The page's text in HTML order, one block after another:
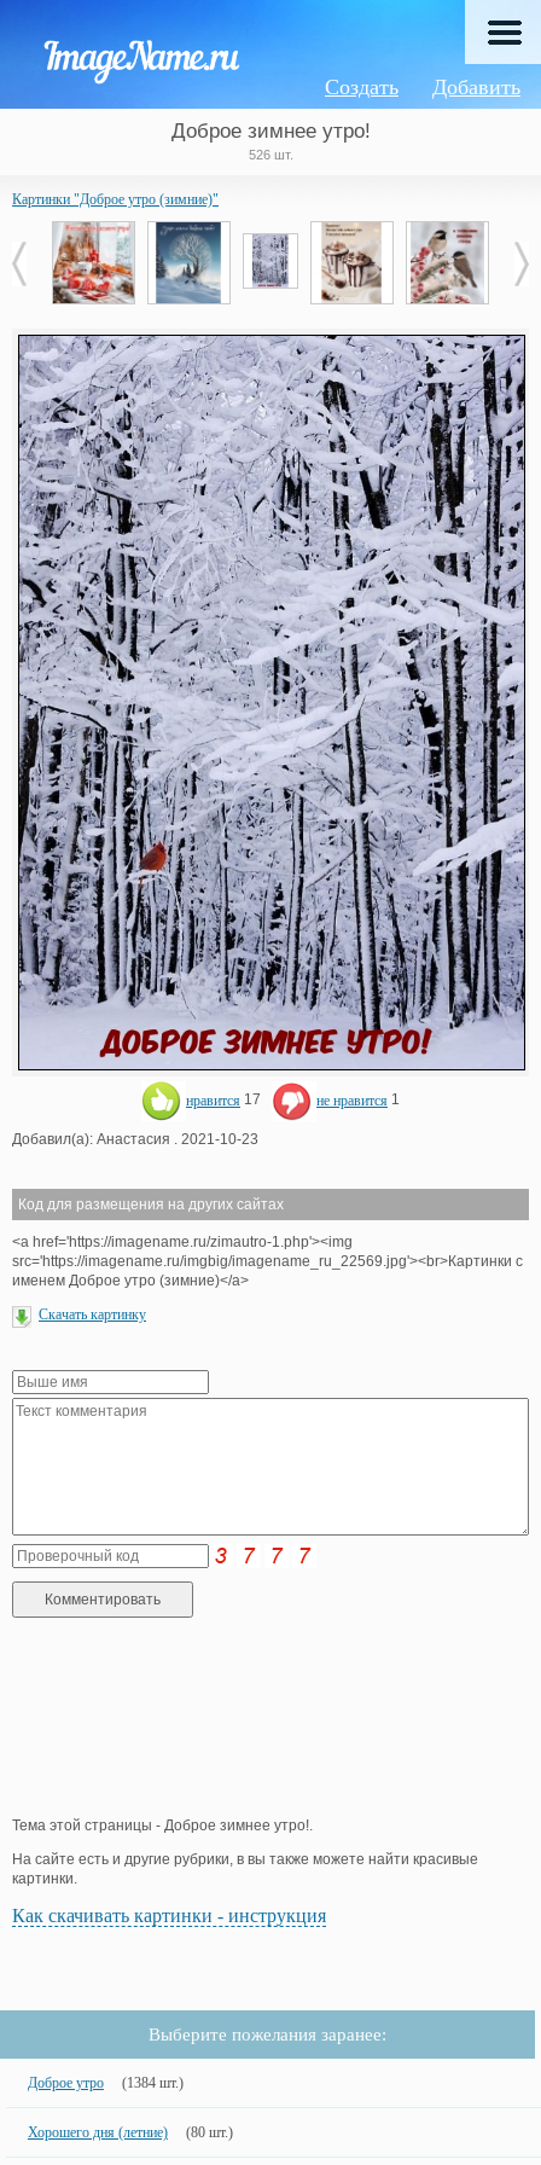
Добавить
Создать
Доброе зимнее утро!
526 шт.
Картинки "Доброе утро (зимние)"
нравится 17 не нравится 1
Добавил(а): Анастасия . 2021-10-23
Код для размещения на других сайтах
<a href='https://imagename.ru/zimautro-1.php'><img
src='https://imagename.ru/imgbig/imagename_ru_22569.jpg'><br>Картинки с
именем Доброе утро (зимние)</a>
Скачать картинку
Тема этой страницы - Доброе зимнее утро!.
На сайте есть и другие рубрики, в вы также можете найти красивые
картинки.
Как скачивать картинки - инструкция
Выберите пожелания заранее:
Доброе утро (1384 шт.)
Хорошего дня (летние) (80 шт.)